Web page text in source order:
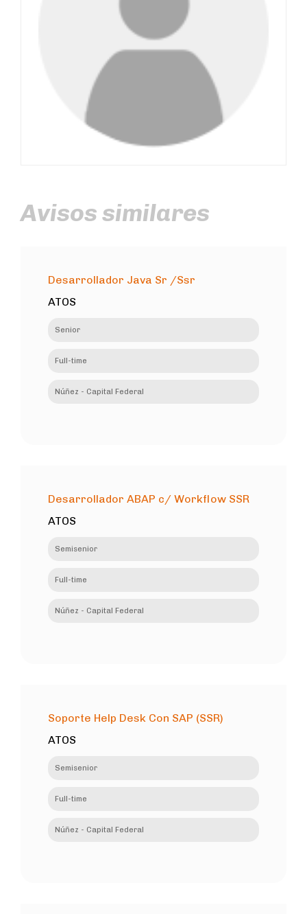
Avisos similares
Desarrollador Java Sr /Ssr
ATOS
Senior
Full-time
Núñez - Capital Federal
Desarrollador ABAP c/ Workflow SSR
ATOS
Semisenior
Full-time
Núñez - Capital Federal
Soporte Help Desk Con SAP (SSR)
ATOS
Semisenior
Full-time
Núñez - Capital Federal